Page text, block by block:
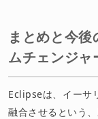
まとめと今
ムチェンジャ
Eclipseは、イーサ
融合させるという